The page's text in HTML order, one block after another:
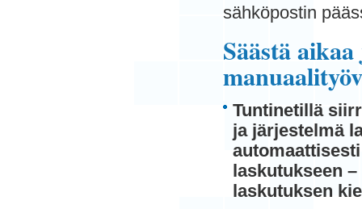
sähköpostin
Säästä
Tuntinetillä
ja järjestelmä
laskutukseen
laskutuksen